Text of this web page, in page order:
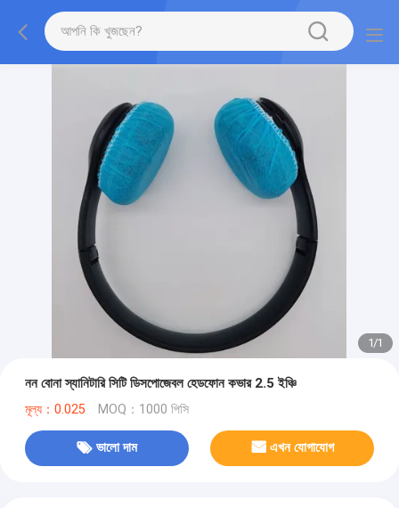
1/1
নন বোনা স্যানিটারি সিটি ডিসপোজেবল হেডফোন কভার 2.5 ইঞ্চি
মূল্য：0.025 MOQ：1000 পিসি
ভালো দাম এখন যোগাযোগ